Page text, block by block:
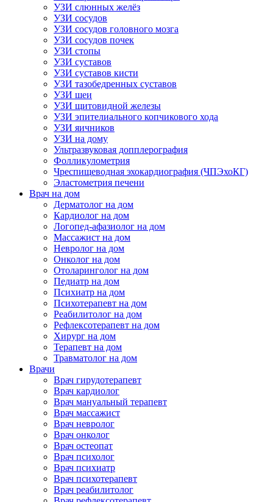
УЗИ слюнных желёз
УЗИ сосудов
УЗИ сосудов головного мозга
УЗИ сосудов почек
УЗИ стопы
УЗИ суставов
УЗИ суставов кисти
УЗИ тазобедренных суставов
УЗИ шеи
УЗИ щитовидной железы
УЗИ эпителиального копчикового хода
УЗИ яичников
УЗИ на дому
Ультразвуковая допплерография
Фолликулометрия
Чреспищеводная эхокардиография (ЧПЭхоКГ)
Эластометрия печени
Врач на дом
Дерматолог на дом
Кардиолог на дом
Логопед-афазиолог на дом
Массажист на дом
Невролог на дом
Онколог на дом
Отоларинголог на дом
Педиатр на дом
Психиатр на дом
Психотерапевт на дом
Реабилитолог на дом
Рефлексотерапевт на дом
Хирург на дом
Терапевт на дом
Травматолог на дом
Врачи
Врач гирудотерапевт
Врач кардиолог
Врач мануальный терапевт
Врач массажист
Врач невролог
Врач онколог
Врач остеопат
Врач психолог
Врач психиатр
Врач психотерапевт
Врач реабилитолог